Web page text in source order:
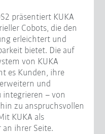
präsentiert KUKA
Cobots, die den
erleichtert und
bietet. Die auf
von KUKA
es Kunden, ihre
und
integrieren – von
zu anspruchsvollen
KUKA als
ihrer Seite.